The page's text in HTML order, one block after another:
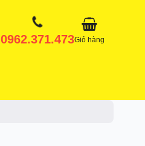
0962.371.473Giỏ hàng